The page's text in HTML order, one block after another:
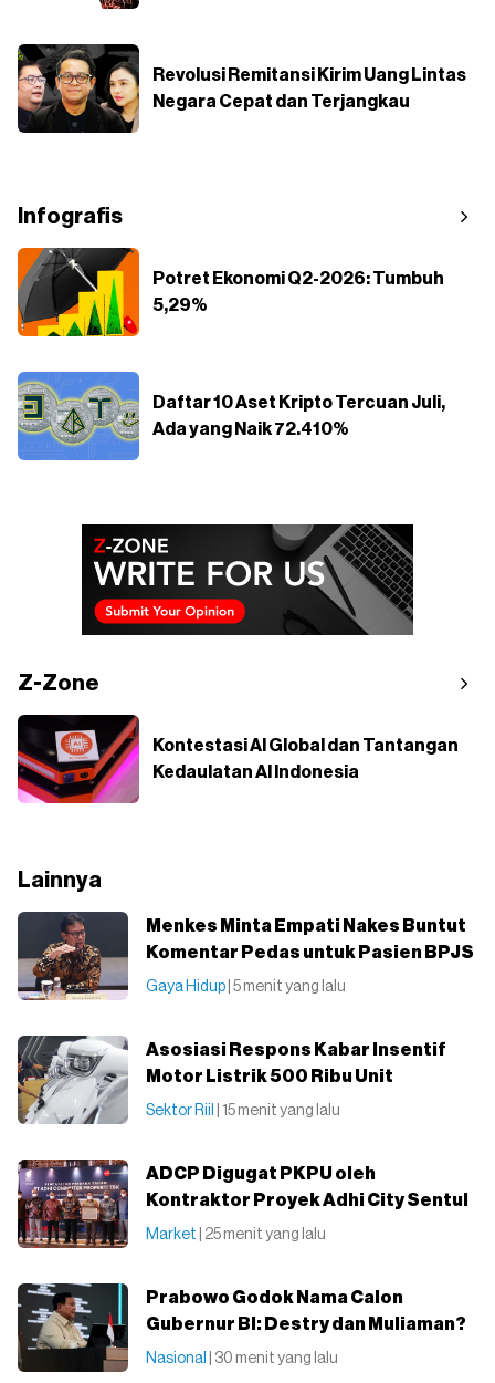
Revolusi Remitansi Kirim Uang Lintas
Negara Cepat dan Terjangkau
Infografis
Potret Ekonomi Q2-2026: Tumbuh
5,29%
Daftar 10 Aset Kripto Tercuan Juli,
Ada yang Naik 72.410%
Z-Zone
Kontestasi AI Global dan Tantangan
Kedaulatan AI Indonesia
Lainnya
Menkes Minta Empati Nakes Buntut
Komentar Pedas untuk Pasien BPJS
Gaya Hidup | 5 menit yang lalu
Asosiasi Respons Kabar Insentif
Motor Listrik 500 Ribu Unit
Sektor Riil | 15 menit yang lalu
ADCP Digugat PKPU oleh
Kontraktor Proyek Adhi City Sentul
Market | 25 menit yang lalu
Prabowo Godok Nama Calon
Gubernur BI: Destry dan Muliaman?
Nasional | 30 menit yang lalu